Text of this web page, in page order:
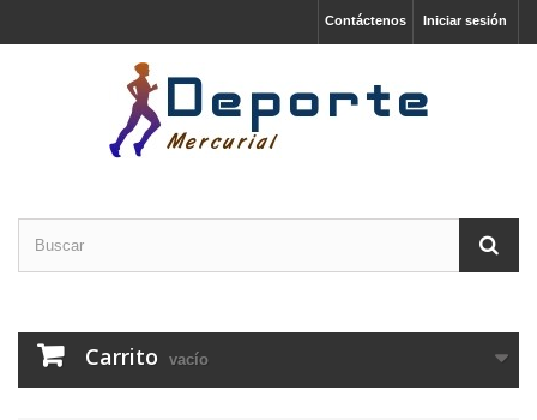
Iniciar sesión
Contáctenos
Carrito vacío